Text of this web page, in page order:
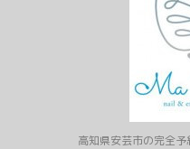
高知県安芸市の完全